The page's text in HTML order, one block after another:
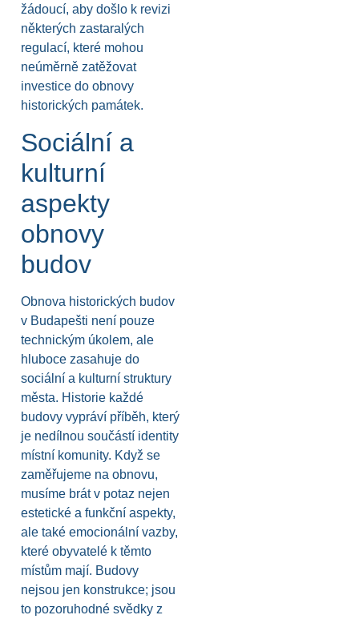
žádoucí, aby došlo k revizi
některých zastaralých
regulací, které mohou
neúměrně zatěžovat
investice do obnovy
historických památek.
Sociální a
kulturní
aspekty
obnovy
budov
Obnova historických budov
v Budapešti není pouze
technickým úkolem, ale
hluboce zasahuje do
sociální a kulturní struktury
města. Historie každé
budovy vypráví příběh, který
je nedílnou součástí identity
místní komunity. Když se
zaměřujeme na obnovu,
musíme brát v potaz nejen
estetické a funkční aspekty,
ale také emocionální vazby,
které obyvatelé k těmto
místům mají. Budovy
nejsou jen konstrukce; jsou
to pozoruhodné svědky z